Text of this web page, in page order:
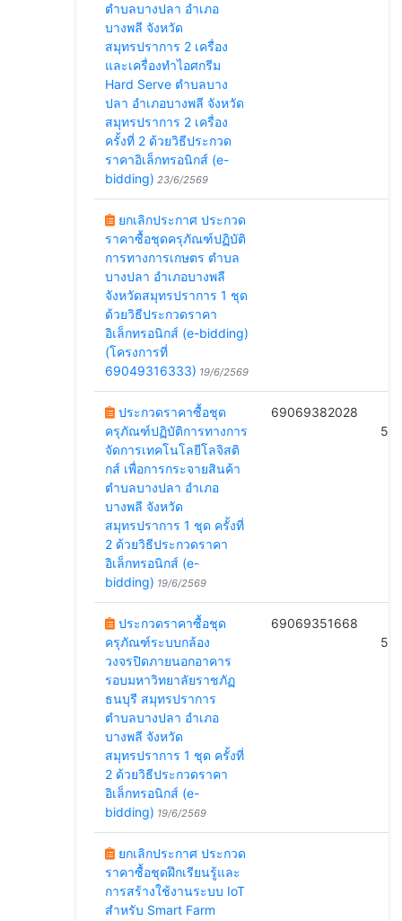
ตำบลบางปลา อำเภอ
บางพลี จังหวัด
สมุทรปราการ 2 เครื่อง
และเครื่องทำไอศกรีม
Hard Serve ตำบลบาง
ปลา อำเภอบางพลี จังหวัด
สมุทรปราการ 2 เครื่อง
ครั้งที่ 2 ด้วยวิธีประกวด
ราคาอิเล็กทรอนิกส์ (e-
bidding) 23/6/2569
ยกเลิกประกาศ ประกวด
ราคาซื้อชุดครุภัณฑ์ปฏิบัติ
การทางการเกษตร ตำบล
บางปลา อำเภอบางพลี
จังหวัดสมุทรปราการ 1 ชุด
ด้วยวิธีประกวดราคา
อิเล็กทรอนิกส์ (e-bidding)
(โครงการที่
69049316333) 19/6/2569
ประกวดราคาซื้อชุด
ครุภัณฑ์ปฏิบัติการทางการ
จัดการเทคโนโลยีโลจิสติ
กส์ เพื่อการกระจายสินค้า
ตำบลบางปลา อำเภอ
บางพลี จังหวัด
สมุทรปราการ 1 ชุด ครั้งที่
2 ด้วยวิธีประกวดราคา
อิเล็กทรอนิกส์ (e-
bidding) 19/6/2569
69069382028
ประกวดราคาซื้อชุด
ครุภัณฑ์ระบบกล้อง
วงจรปิดภายนอกอาคาร
รอบมหาวิทยาลัยราชภัฏ
ธนบุรี สมุทรปราการ
ตำบลบางปลา อำเภอ
บางพลี จังหวัด
สมุทรปราการ 1 ชุด ครั้งที่
2 ด้วยวิธีประกวดราคา
อิเล็กทรอนิกส์ (e-
bidding) 19/6/2569
69069351668
ยกเลิกประกาศ ประกวด
ราคาซื้อชุดฝึกเรียนรู้และ
การสร้างใช้งานระบบ IoT
สำหรับ Smart Farm